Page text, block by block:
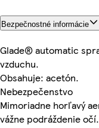
Bezpečnostné informácie
Glade® automatic
vzduchu.
Obsahuje: acetón.
Nebezpečenstvo
Mimoriadne horľavý
vážne podráždenie